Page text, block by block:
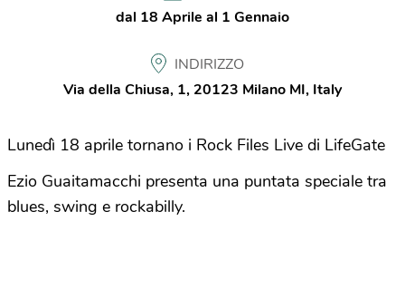
dal 18 Aprile al 1 Gennaio
INDIRIZZO
Via della Chiusa, 1, 20123 Milano MI, Italy
Lunedì 18 aprile tornano i Rock Files Live di LifeGate
Ezio Guaitamacchi presenta una puntata speciale tra
blues, swing e rockabilly.